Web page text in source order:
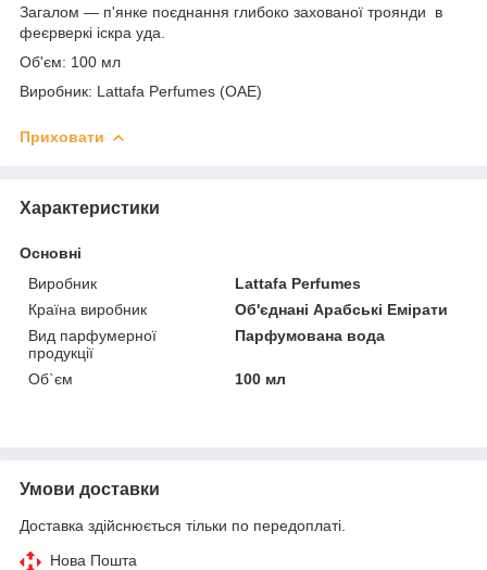
Загалом — п'янке поєднання глибоко захованої троянди в
феєрверкі іскра уда.
Об'єм: 100 мл
Виробник: Lattafa Perfumes (ОАЕ)
Приховати
Характеристики
Основні
Виробник
Lattafa Perfumes
Країна виробник
Об'єднані Арабські Емірати
Вид парфумерної
продукції
Парфумована вода
Об`єм 100 мл
Умови доставки
Доставка здійснюється тільки по передоплаті.
Нова Пошта